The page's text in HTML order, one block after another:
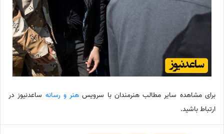
برای مشاهده سایر مطالب هنرمندان با سرویس هنر و رسانه ساعدنیوز در
ارتباط باشید.